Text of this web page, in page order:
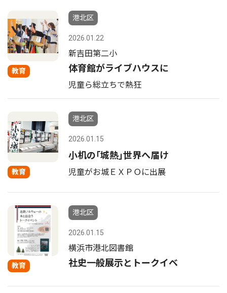
教育
港北区
2026.01.22
新吉田第二小
体育館がライブハウスに
児童ら総立ちで熱狂
教育
港北区
2026.01.15
小机の｢城熱｣世界へ届け
児童がお城ＥＸＰＯに出展
教育
港北区
2026.01.15
横浜市港北図書館
社史一般展示とトークイベ